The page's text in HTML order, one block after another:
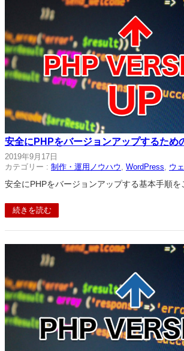
安全にPHPをバージョンアップするため
2019年9月17日
カテゴリー : 制作・運用ノウハウ WordPress ウ
安全にPHPをバージョンアップする基本手順を
続きを読む